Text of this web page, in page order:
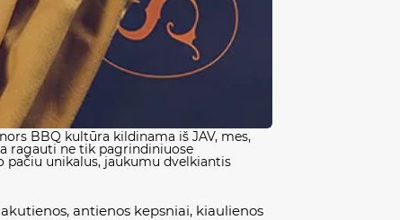
BBQ kultūra kildinama iš JAV, mes,
ragauti ne tik pagrindiniuose
unikalus, jaukumu dvelkiantis
antienos kepsniai, kiaulienos